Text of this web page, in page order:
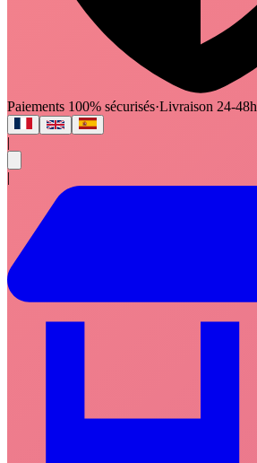
Paiements 100% sécurisés·Livraison 24-48h
|
|